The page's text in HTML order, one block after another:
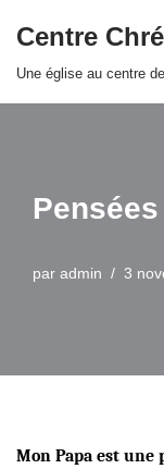
Centre
Une église au centre
par admin 3
Mon Papa est une